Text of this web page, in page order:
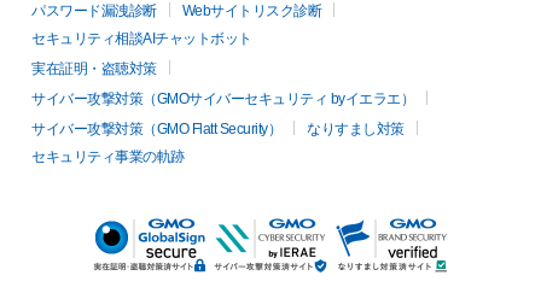
パスワード漏洩診断
Webサイトリスク診断
セキュリティ相談AIチャットボット
実在証明・盗聴対策
サイバー攻撃対策（GMOサイバーセキュリティ byイエラエ）
サイバー攻撃対策（GMO Flatt Security）
なりすまし対策
セキュリティ事業の軌跡